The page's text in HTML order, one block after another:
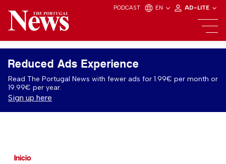
PODCAST EN AD-LITE
Reduced Ads Experience
Read The Portugal News with fewer ads for 1.99€ per month or
19.99€ per year.
Sign up here
Inicio